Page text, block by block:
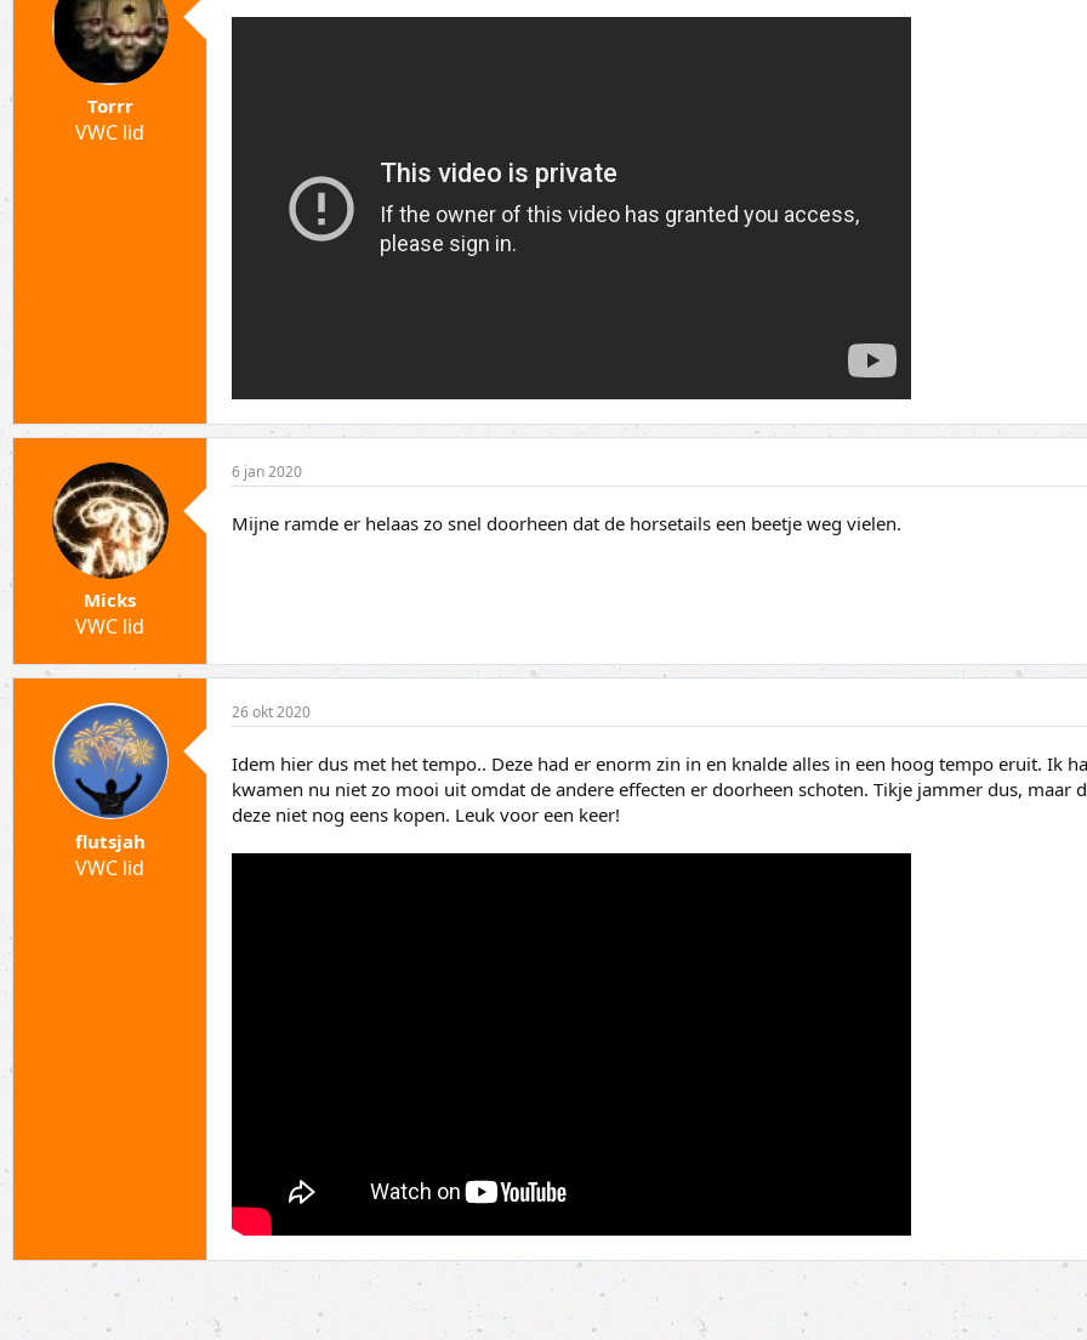
Torrr
VWC lid
Micks
VWC lid
6 jan 2020
Mijne ramde er helaas zo snel doorheen dat de horsetails een beetje weg vielen.
flutsjah
VWC lid
26 okt 2020
Idem hier dus met het tempo.. Deze had er enorm zin in en knalde alles in een hoog tempo eruit. Ik
kwamen nu niet zo mooi uit omdat de andere effecten er doorheen schoten. Tikje jammer dus, maar
deze niet nog eens kopen. Leuk voor een keer!